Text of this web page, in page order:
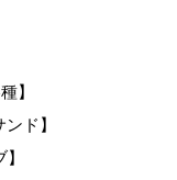
】
ド】